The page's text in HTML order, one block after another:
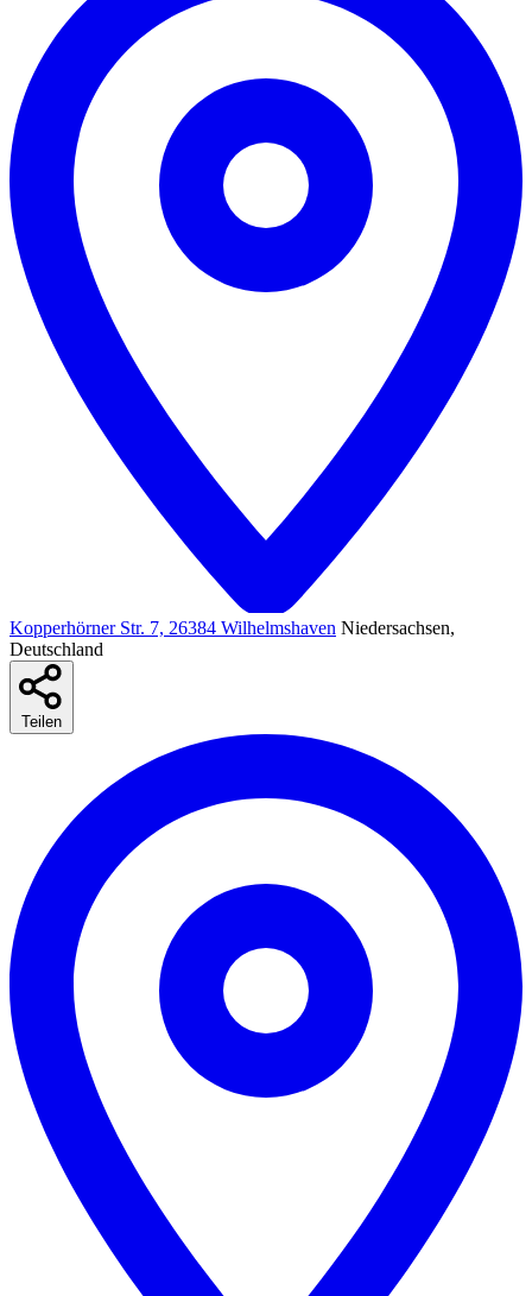
Kopperhörner Str. 7, 26384 Wilhelmshaven Niedersachsen,
Deutschland
Teilen